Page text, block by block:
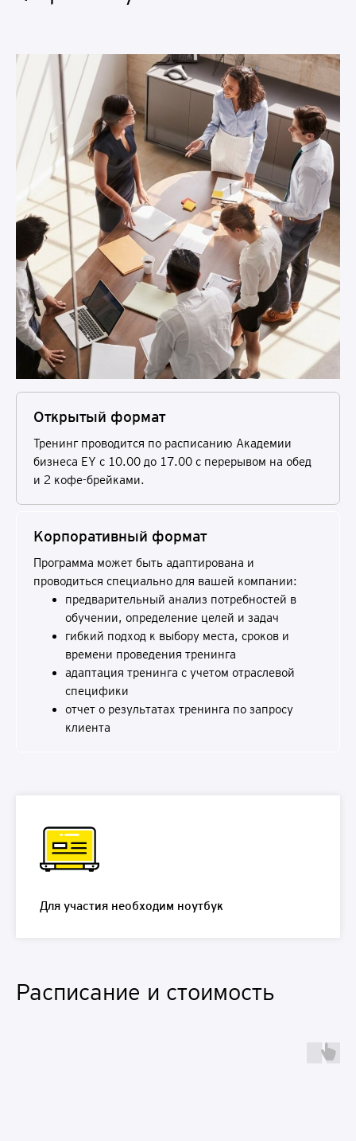
Открытый формат
Тренинг проводится по расписанию Академии
бизнеса EY с 10.00 до 17.00 c перерывом на обед
и 2 кофе-брейками.
Корпоративный формат
Программа может быть адаптирована и
проводиться специально для вашей компании:
предварительный анализ потребностей в
обучении, определение целей и задач
гибкий подход к выбору места, сроков и
времени проведения тренинга
адаптация тренинга с учетом отраслевой
специфики
отчет о результатах тренинга по запросу
клиента
Для участия необходим ноутбук
Расписание и стоимость